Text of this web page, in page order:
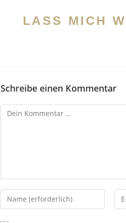
LASS MICH
Schreibe einen Kommentar